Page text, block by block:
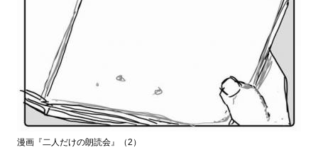
漫画『二人だけの朗読会』（2）